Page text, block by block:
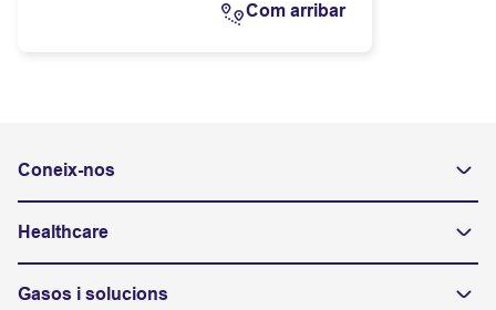
Com arribar
Coneix-nos
Healthcare
Gasos i solucions